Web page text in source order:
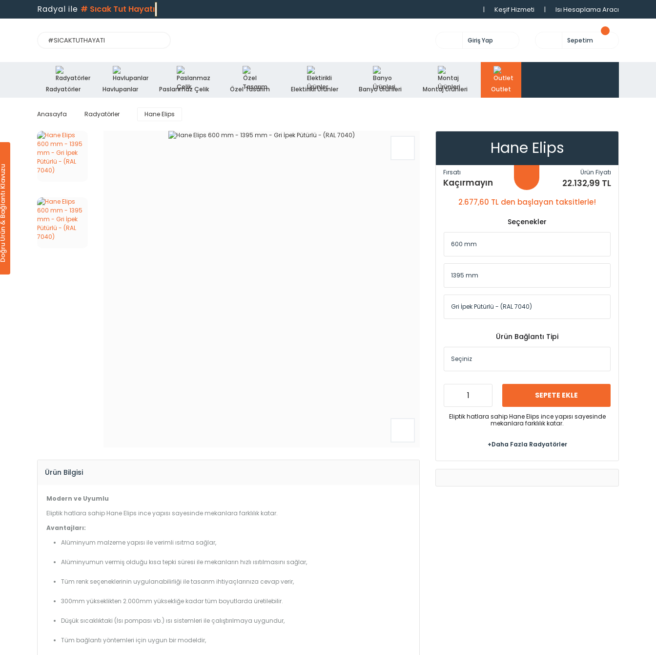
Radyal ile # Sıcak Tut Hayatı | Keşif Hizmeti | Isı Hesaplama Aracı
Giriş Yap Sepetim
Radyatörler Havlupanlar Paslanmaz Çelik Özel Tasarım Elektirikli Ürünler Banyo Ürünleri Montaj Ürünleri Outlet
Klavuzu
Anasayfa Radyatörler Hane Elips
Ürün Bilgisi
Modern ve Uyumlu
Eliptik hatlara sahip Hane Elips ince yapısı sayesinde mekanlara farklılık katar.
Avantajları:
Alüminyum malzeme yapısı ile verimli ısıtma sağlar,
Alüminyumun vermiş olduğu kısa tepki süresi ile mekanların hızlı ısıtılmasını sağlar,
Tüm renk seçeneklerinin uygulanabilirliği ile tasarım ihtiyaçlarınıza cevap verir,
300mm yükseklikten 2.000mm yüksekliğe kadar tüm boyutlarda üretilebilir.
Düşük sıcaklıktaki (Isı pompası vb.) ısı sistemleri ile çalıştırılmaya uygundur,
Tüm bağlantı yöntemleri için uygun bir modeldir,
Hane Elips
Fırsatı
Kaçırmayın
Ürün Fiyatı
22.132,99 TL
2.677,60 TL den başlayan taksitlerle!
Seçenekler
Ürün Bağlantı Tipi
SEPETE EKLE
Eliptik hatlara sahip Hane Elips ince yapısı sayesinde
mekanlara farklılık katar.
+Daha Fazla Radyatörler